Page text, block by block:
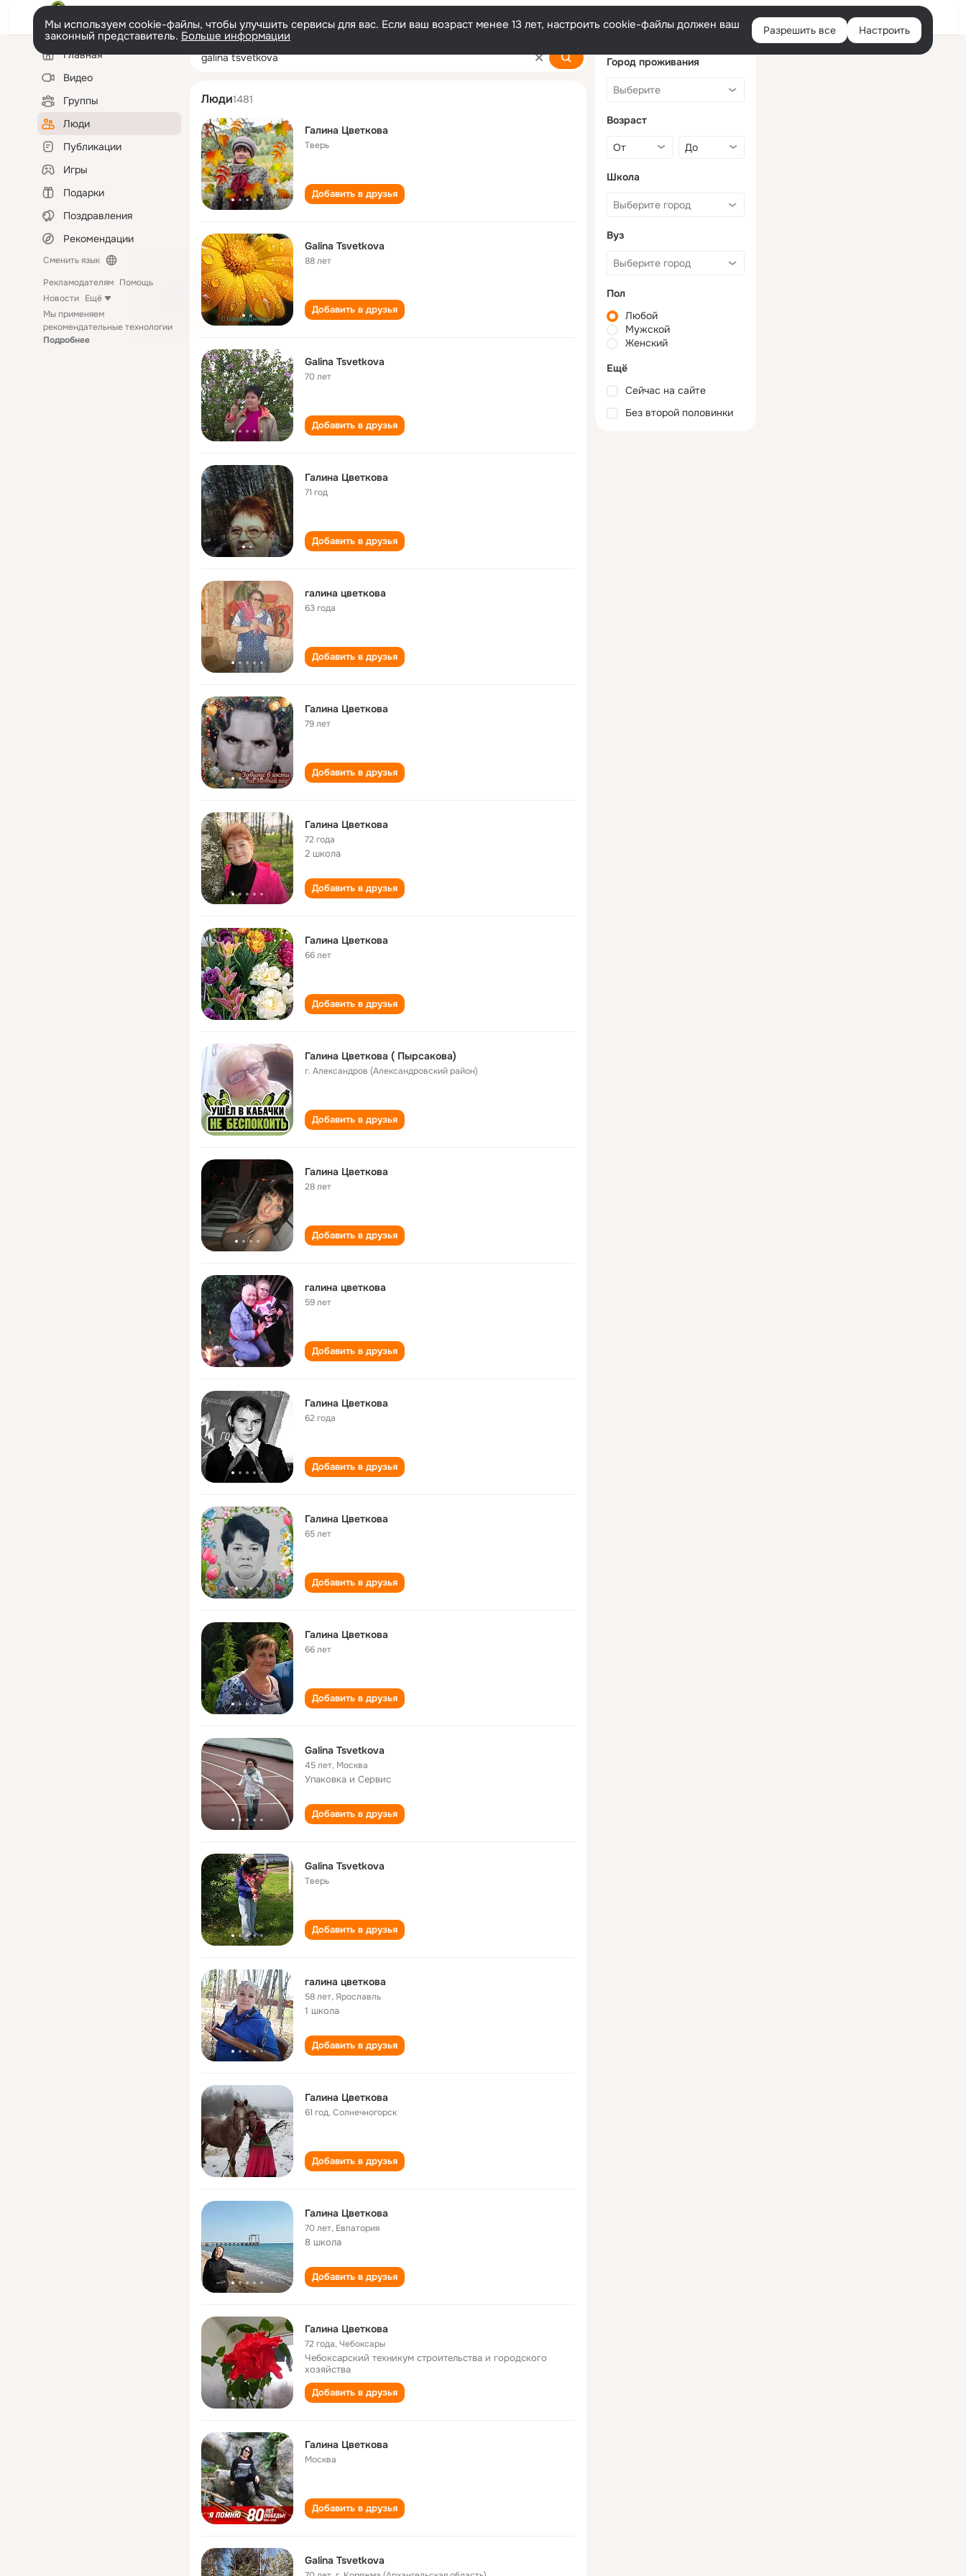
Войти
Мы используем cookie-файлы, чтобы улучшить сервисы для вас. Если ваш возраст менее 13 лет, настроить cookie-файлы должен ваш
законный представитель. Больше информации Разрешить все Настроить
Левая
колонкаГлавная
Видео
Группы
Люди
Публикации
Игры
Подарки
Поздравления
Рекомендации
Сменить язык
Рекламодателям Помощь
Новости Ещё
Мы применяем
рекомендательные технологии
Подробнее
galina tsvetkova
Люди1481
Галина Цветкова
Тверь
Добавить в друзья
Galina Tsvetkova
88 лет
Добавить в друзья
Galina Tsvetkova
70 лет
Добавить в друзья
Галина Цветкова
71 год
Добавить в друзья
галина цветкова
63 года
Добавить в друзья
Галина Цветкова
79 лет
Добавить в друзья
Галина Цветкова
72 года
2 школа
Добавить в друзья
Галина Цветкова
66 лет
Добавить в друзья
Галина Цветкова ( Пырсакова)
г. Александров (Александровский район)
Добавить в друзья
Галина Цветкова
28 лет
Добавить в друзья
галина цветкова
59 лет
Добавить в друзья
Галина Цветкова
62 года
Добавить в друзья
Галина Цветкова
65 лет
Добавить в друзья
Галина Цветкова
66 лет
Добавить в друзья
Galina Tsvetkova
45 лет, Москва
Упаковка и Сервис
Добавить в друзья
Galina Tsvetkova
Тверь
Добавить в друзья
галина цветкова
58 лет,Ярославль
1 школа
Добавить в друзья
Галина Цветкова
61 год,Солнечногорск
Добавить в друзья
Галина Цветкова
70 лет, Евпатория
8 школа
Добавить в друзья
Галина Цветкова
72 года,Чебоксары
Чебоксарский техникум строительства и городского
хозяйства
Добавить в друзья
Галина Цветкова
Москва
Добавить в друзья
Galina Tsvetkova
Город проживания
Возраст
Школа
Вуз
Пол
Любой
Мужской
Женский
Ещё
Сейчас на сайте
Без второй половинки